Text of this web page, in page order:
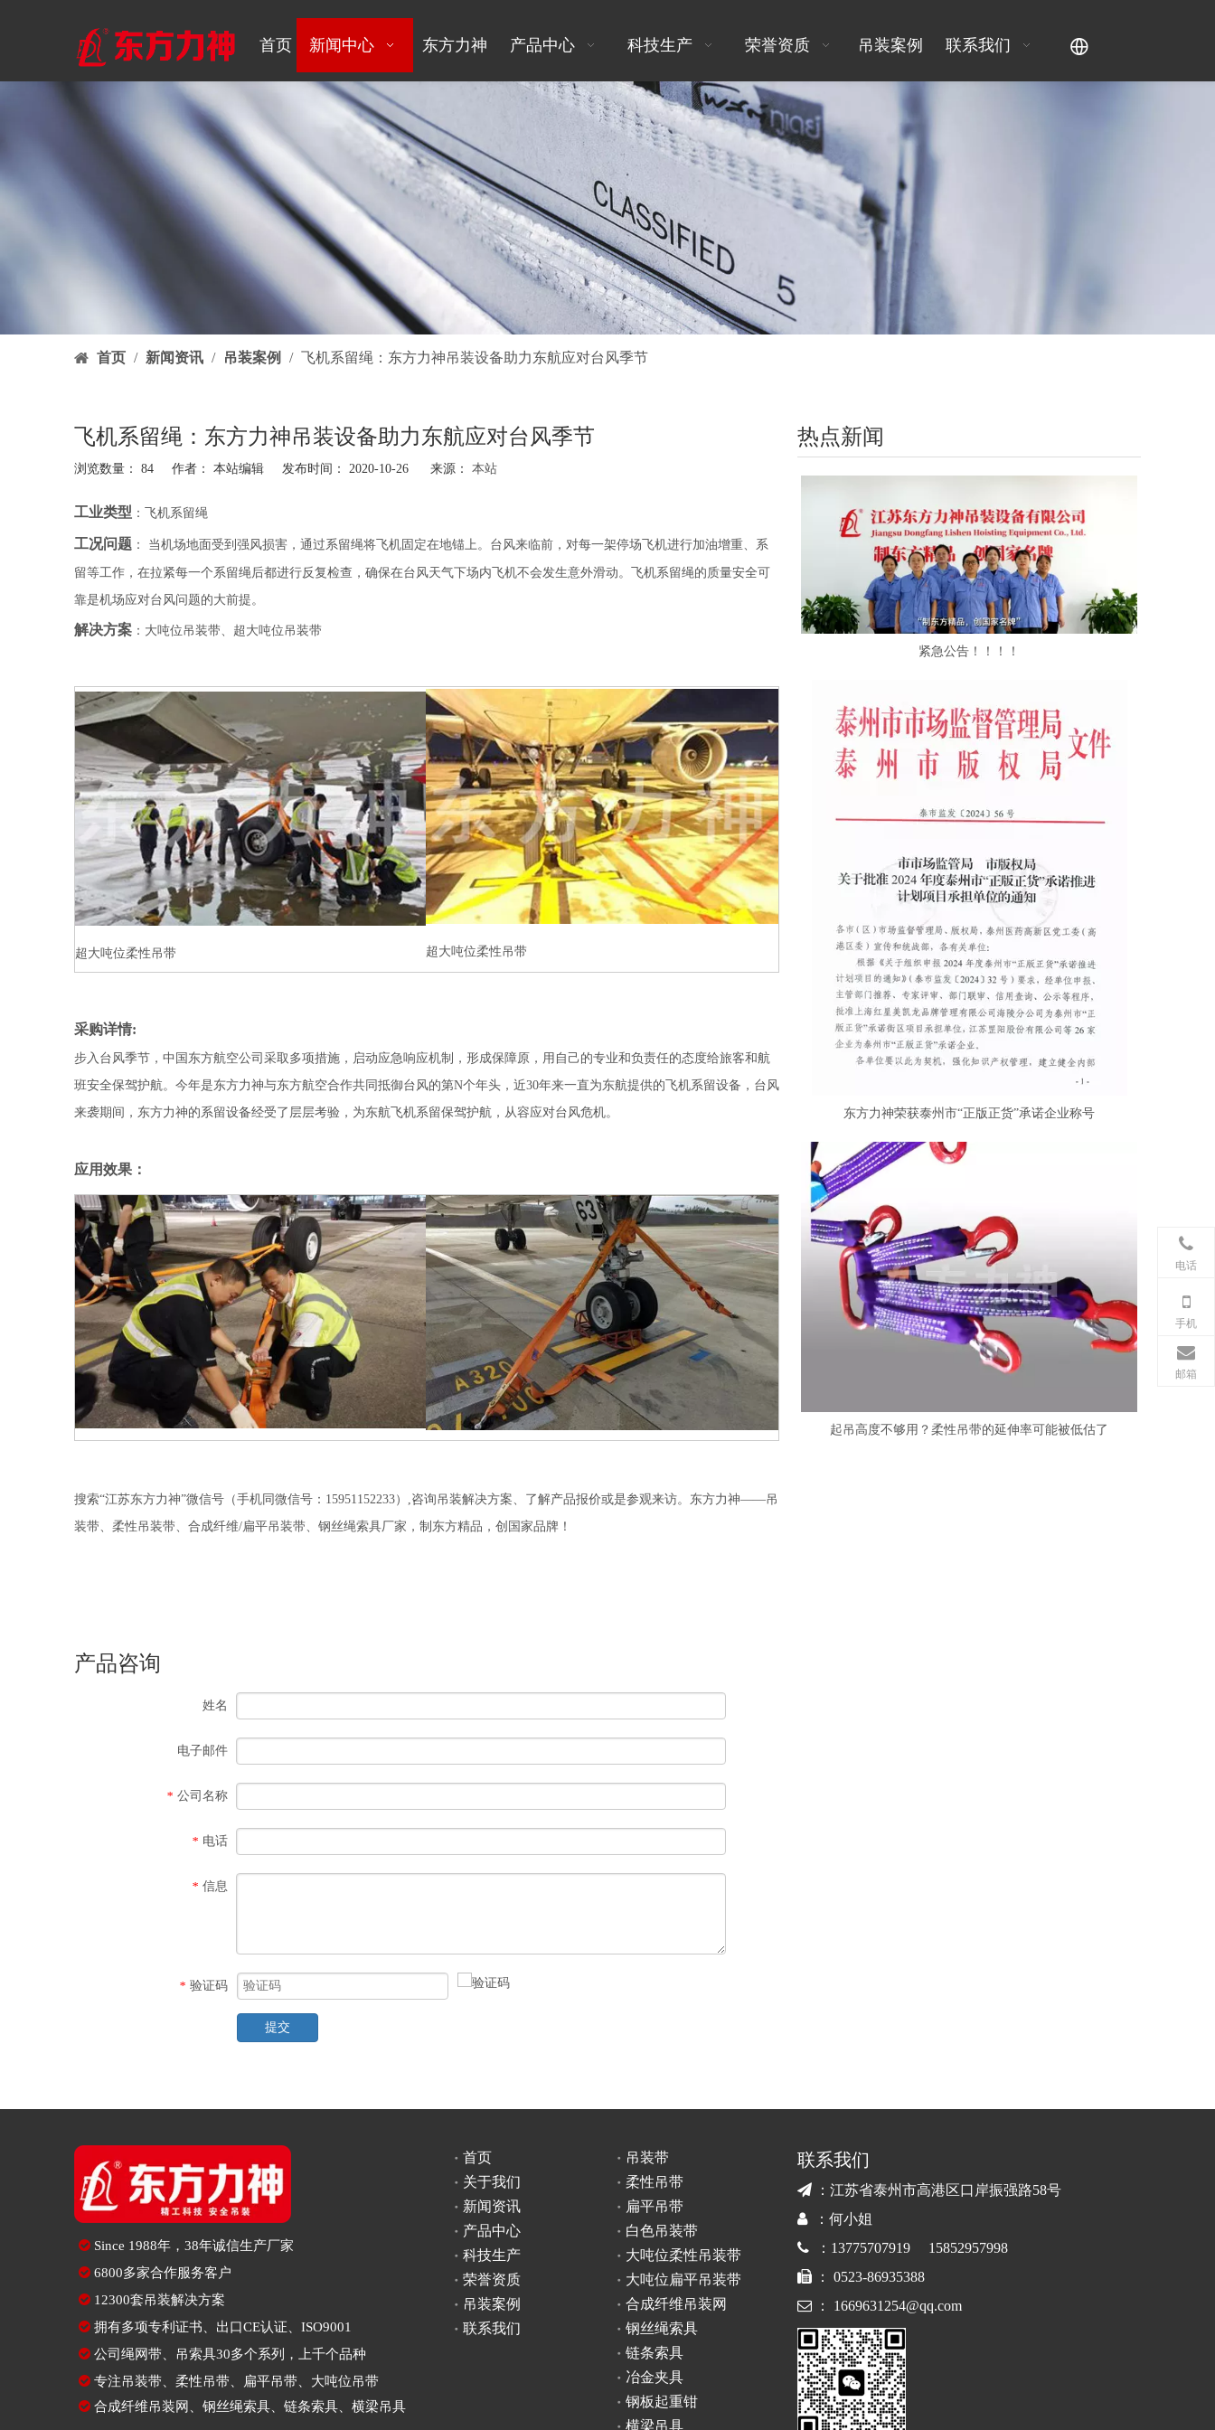
首页 新闻中心 东方力神 产品中心 科技生产 荣誉资质 吊装案例 联系我们
首页 / 新闻资讯 / 吊装案例 / 飞机系留绳：东方力神吊装设备助力东航应对台风季节
飞机系留绳：东方力神吊装设备助力东航应对台风季节
浏览数量： 84 作者： 本站编辑 发布时间： 2020-10-26 来源： 本站
工业类型 ：飞机系留绳
工况问题 ： 当机场地面受到强风损害，通过系留绳将飞机固定在地锚上。台风来临前，对每一架停场飞机进行加油增重、系
留等工作，在拉紧每一个系留绳后都进行反复检查，确保在台风天气下场内飞机不会发生意外滑动。飞机系留绳的质量安全可
靠是机场应对台风问题的大前提。
解决方案 ：大吨位吊装带、超大吨位吊装带
超大吨位柔性吊带 超大吨位柔性吊带
采购详情:
步入台风季节，中国东方航空公司采取多项措施，启动应急响应机制，形成保障原，用自己的专业和负责任的态度给旅客和航
班安全保驾护航。今年是东方力神与东方航空合作共同抵御台风的第N个年头，近30年来一直为东航提供的飞机系留设备，台风
来袭期间，东方力神的系留设备经受了层层考验，为东航飞机系留保驾护航，从容应对台风危机。
应用效果：
搜索“江苏东方力神”微信号（手机同微信号：15951152233）,咨询吊装解决方案、了解产品报价或是参观来访。东方力神——吊
装带、柔性吊装带、合成纤维/扁平吊装带、钢丝绳索具厂家，制东方精品，创国家品牌！
产品咨询
姓名
电子邮件
* 公司名称
* 电话
* 信息
* 验证码
提交
热点新闻
紧急公告！！！！
东方力神荣获泰州市“正版正货”承诺企业称号
起吊高度不够用？柔性吊带的延伸率可能被低估了
 Since 1988年，38年诚信生产厂家
 6800多家合作服务客户
 12300套吊装解决方案
 拥有多项专利证书、出口CE认证、ISO9001
 公司绳网带、吊索具30多个系列，上千个品种
 专注吊装带 柔性吊带 扁平吊带 、大吨位吊带
 合成纤维吊装网 、 钢丝绳索具、 链条索具、 横梁吊具
电话
手机
邮箱
首页
关于我们
新闻资讯
产品中心
科技生产
荣誉资质
吊装案例
联系我们
吊装带
柔性吊带
扁平吊带
白色吊装带
大吨位柔性吊装带
大吨位扁平吊装带
合成纤维吊装网
钢丝绳索具
链条索具
冶金夹具
钢板起重钳
横梁吊具
联系我们
 ：江苏省泰州市高港区口岸振强路58号
：何小姐
 ：13775707919 15852957998
 ： 0523-86935388
 ： 1669631254@qq.com